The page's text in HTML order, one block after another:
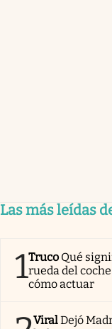
Las más leídas
1Truco Qué
rueda del
cómo actuar
ViralDejó